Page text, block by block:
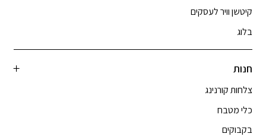
קיטשן וויר לעסקים
בלוג
חנות
צלחות קורנינג
כלי מטבח
בקבוקים